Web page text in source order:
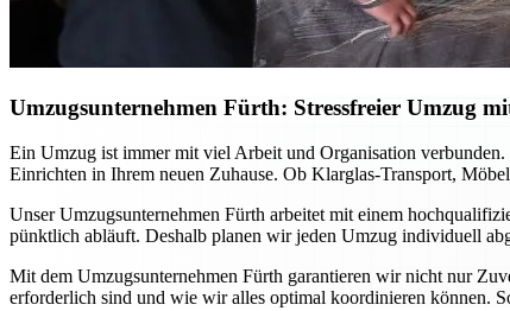
Umzugsunternehmen Fürth: Stressfreier Umzug
Ein Umzug ist immer mit viel Arbeit und Organisation
Einrichten in Ihrem neuen Zuhause. Ob Klarglas-Transport,
Unser Umzugsunternehmen Fürth arbeitet mit einem
pünktlich abläuft. Deshalb planen wir jeden Umzug individuell
Mit dem Umzugsunternehmen Fürth garantieren wir nicht nur
erforderlich sind und wie wir alles optimal koordinieren können.